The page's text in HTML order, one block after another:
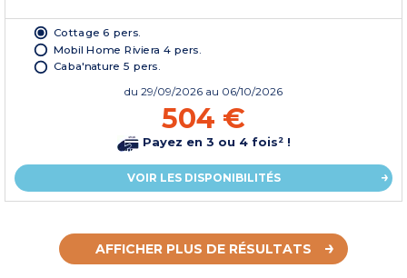
Cottage 6 pers.
Mobil Home Riviera 4 pers.
Caba'nature 5 pers.
du 29/09/2026 au 06/10/2026
504 €
Payez en 3 ou 4 fois² !
VOIR LES DISPONIBILITÉS
AFFICHER PLUS DE RÉSULTATS